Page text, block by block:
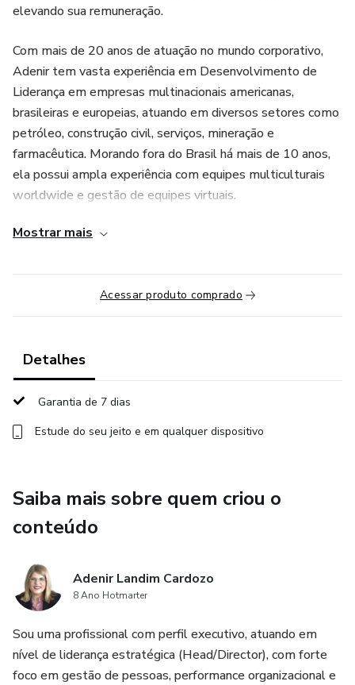
elevando sua remuneração.
Com mais de 20 anos de atuação no mundo corporativo,
Adenir tem vasta experiência em Desenvolvimento de
Liderança em empresas multinacionais americanas,
brasileiras e europeias, atuando em diversos setores como
petróleo, construção civil, serviços, mineração e
farmacêutica. Morando fora do Brasil há mais de 10 anos,
ela possui ampla experiência com equipes multiculturais
worldwide e gestão de equipes virtuais.
Mostrar mais
Acessar produto comprado
Detalhes
Garantia de 7 dias
Estude do seu jeito e em qualquer dispositivo
Saiba mais sobre quem criou o
conteúdo
Adenir Landim Cardozo
8 Ano Hotmarter
Sou uma profissional com perfil executivo, atuando em
nível de liderança estratégica (Head/Director), com forte
foco em gestão de pessoas, performance organizacional e